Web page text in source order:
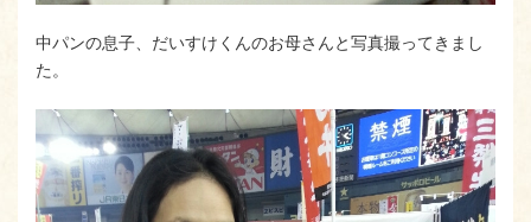
中パンの息子、だいすけくんのお母さんと写真撮ってきまし
た。